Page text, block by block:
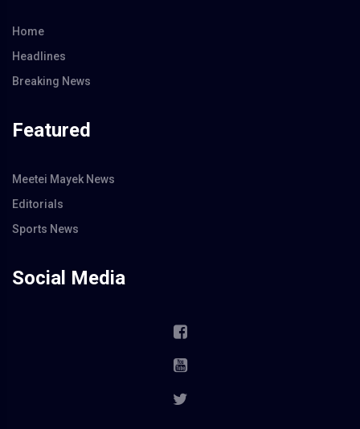
Home
Headlines
Breaking News
Featured
Meetei Mayek News
Editorials
Sports News
Social Media